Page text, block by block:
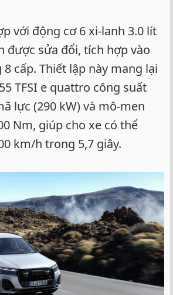
với động cơ 6 xi-lanh 3.0 lít
được sửa đổi, tích hợp vào
cấp. Thiết lập này mang lại
TFSI e quattro công suất
lực (290 kW) và mô-men
Nm, giúp cho xe có thể
km/h trong 5,7 giây.